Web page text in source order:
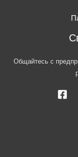
Общайтесь с